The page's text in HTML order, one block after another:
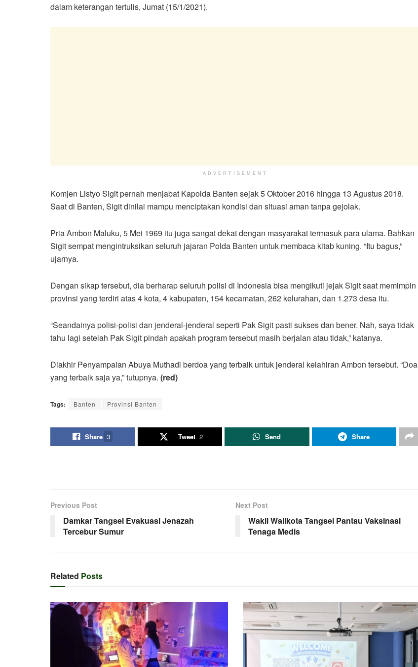
dalam keterangan tertulis, Jumat (15/1/2021).
ADVERTISEMENT
Komjen Listyo Sigit pernah menjabat Kapolda Banten sejak 5 Oktober 2016 hingga 13 Agustus 2018.
Saat di Banten, Sigit dinilai mampu menciptakan kondisi dan situasi aman tanpa gejolak.
Pria Ambon Maluku, 5 Mei 1969 itu juga sangat dekat dengan masyarakat termasuk para ulama. Bahkan
Sigit sempat mengintruksikan seluruh jajaran Polda Banten untuk membaca kitab kuning. “Itu bagus,”
ujarnya.
Dengan sikap tersebut, dia berharap seluruh polisi di Indonesia bisa mengikuti jejak Sigit saat memimpin
provinsi yang terdiri atas 4 kota, 4 kabupaten, 154 kecamatan, 262 kelurahan, dan 1.273 desa itu.
“Seandainya polisi-polisi dan jenderal-jenderal seperti Pak Sigit pasti sukses dan bener. Nah, saya tidak
tahu lagi setelah Pak Sigit pindah apakah program tersebut masih berjalan atau tidak,” katanya.
Diakhir Penyampaian Abuya Muthadi berdoa yang terbaik untuk jenderal kelahiran Ambon tersebut. “Doa
yang terbaik saja ya,” tutupnya. (red)
Tags: Banten Provinsi Banten
Share 3 Tweet 2 Send Share
Previous Post
Damkar Tangsel Evakuasi Jenazah
Tercebur Sumur
Next Post
Wakil Walikota Tangsel Pantau Vaksinasi
Tenaga Medis
Related Posts